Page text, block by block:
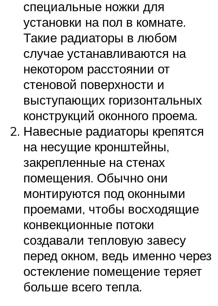
специальные ножки для
установки на пол в комнате.
Такие радиаторы в любом
случае устанавливаются на
некотором расстоянии от
стеновой поверхности и
выступающих горизонтальных
конструкций оконного проема.
Навесные радиаторы крепятся
на несущие кронштейны,
закрепленные на стенах
помещения. Обычно они
монтируются под оконными
проемами, чтобы восходящие
конвекционные потоки
создавали тепловую завесу
перед окном, ведь именно через
остекление помещение теряет
больше всего тепла.